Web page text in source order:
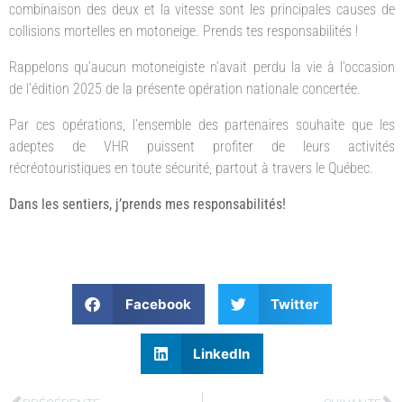
combinaison des deux et la vitesse sont les principales causes de
collisions mortelles en motoneige. Prends tes responsabilités !
Rappelons qu’aucun motoneigiste n’avait perdu la vie à l’occasion
de l’édition 2025 de la présente opération nationale concertée.
Par ces opérations, l’ensemble des partenaires souhaite que les
adeptes de VHR puissent profiter de leurs activités
récréotouristiques en toute sécurité, partout à travers le Québec.
Dans les sentiers, j’prends mes responsabilités!
Facebook Twitter
LinkedIn